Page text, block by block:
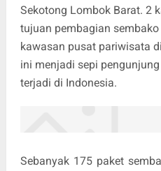
Sekotong Lombok Barat. 2
tujuan pembagian
kawasan pusat pariwisata
ini menjadi sepi
terjadi di Indonesia.
Sebanyak 175 paket